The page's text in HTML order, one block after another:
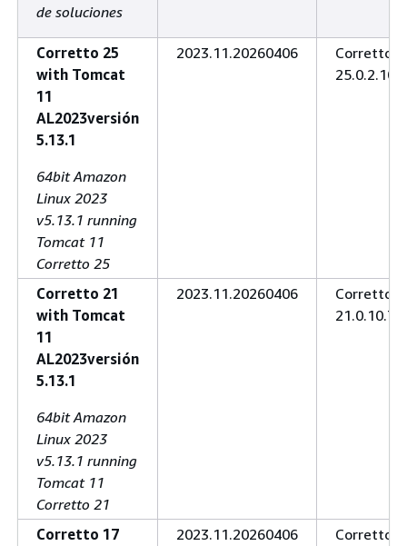
de soluciones
Corretto 25
with Tomcat
11
AL2023versión
5.13.1
64bit Amazon
Linux 2023
v5.13.1 running
Tomcat 11
Corretto 25
2023.11.20260406
Corretto
25.0.2.10.1
Corretto 21
with Tomcat
11
AL2023versión
5.13.1
64bit Amazon
Linux 2023
v5.13.1 running
Tomcat 11
Corretto 21
2023.11.20260406
Corretto
21.0.10.7.1
Corretto 17
2023.11.20260406
Corretto